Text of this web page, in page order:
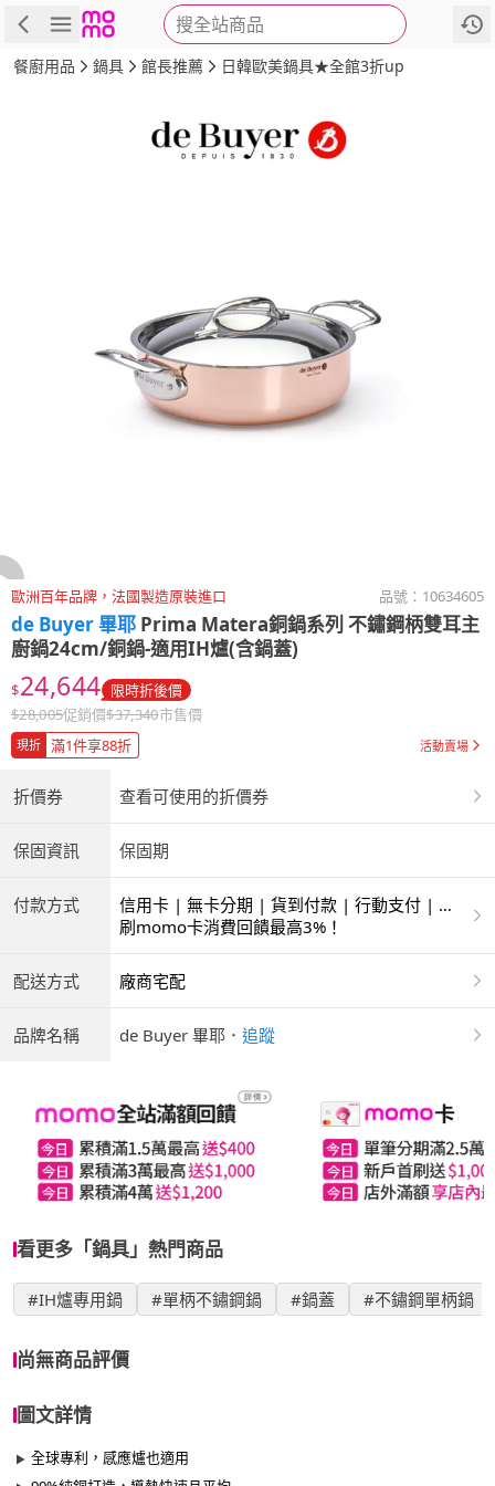
搜全站商品
商品 評價 詳情
餐廚用品 鍋具 館長推薦 日韓歐美鍋具★全館3折up
歐洲百年品牌，法國製造原裝進口 品號： 10634605
de Buyer 畢耶 Prima Matera銅鍋系列 不鏽鋼柄雙耳主
廚鍋24cm/銅鍋-適用IH爐(含鍋蓋)
$24,644 限時折後價
$28,005促銷價$37,340市售價
現折 滿1件享88折 活動賣場
折價券 查看可使用的折價券
保固資訊 保固期
付款方式
信用卡 | 無卡分期 | 貨到付款 | 行動支付 | 銀
聯卡
刷momo卡消費回饋最高3%！
配送方式 廠商宅配
品牌名稱 de Buyer 畢耶 ． 追蹤
看更多「鍋具」熱門商品
#IH爐專用鍋 #單柄不鏽鋼鍋 #鍋蓋 #不鏽鋼單柄鍋
尚無商品評價
圖文詳情
全球專利，感應爐也適用